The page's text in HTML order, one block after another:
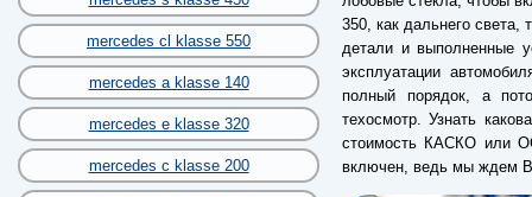
mercedes cl klasse 550
mercedes a klasse 140
mercedes e klasse 320
mercedes c klasse 200
350, как дальнего света,
детали и выполненные
эксплуатации
полный порядок, а
техосмотр. Узнать
стоимость КАСКО или
включен, ведь мы ждем